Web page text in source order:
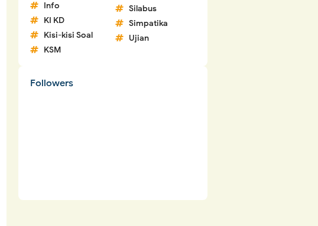
Info
KI KD
Kisi-kisi Soal
KSM
Silabus
Simpatika
Ujian
Followers